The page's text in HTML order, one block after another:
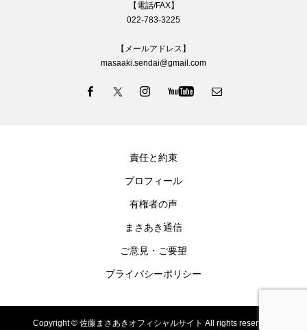
【電話/FAX】
022-783-3225
【メールアドレス】
masaaki.sendai@gmail.com
責任と約束
プロフィール
有権者の声
まさあき通信
ご意見・ご要望
プライバシーポリシー
Copyright © 佐藤まさあきオフィシャルサイト All rights reserved.